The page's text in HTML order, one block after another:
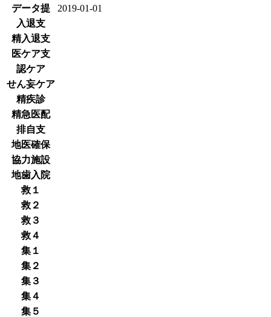
データ提
2019-01-01
入退支
精入退支
医ケア支
認ケア
せん妄ケア
精疾診
精急医配
排自支
地医確保
協力施設
地歯入院
救１
救２
救３
救４
集１
集２
集３
集４
集５